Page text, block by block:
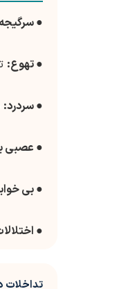
●
●تهوع:
●سردرد:
● عصبی
●بی
●
تداخلات